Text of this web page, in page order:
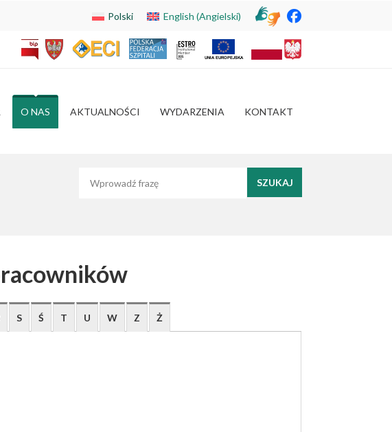
Polski English (Angielski)
O NAS AKTUALNOŚCI WYDARZENIA KONTAKT
S Ś T U W Z Ż